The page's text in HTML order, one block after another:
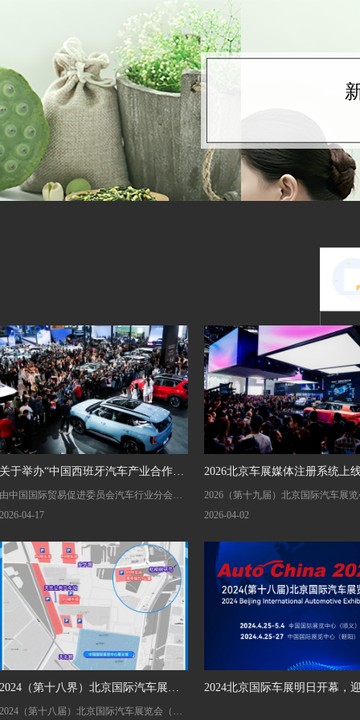
关于举办“中国西班牙汽车产业合作论
坛”的通知
由中国国际贸易促进委员会汽车行业分会与
ICEX西班牙对外贸易发展和投资局共同主办
2026年4月26日在北京国际车展期间隆重举
行。
2026-04-17
2026北京车展媒体注册系统上
2026（第十九届）北京国际汽车展
2026年4月24日-5月3日在中国国际展
期）举办，4月24日、25日是新闻媒
京车展主办方诚挚欢迎您莅临采访
展会。
2026-04-02
2024（第十八界）北京国际汽车展览
会出行攻略
2024（第十八届）北京国际汽车展览会（简
2024北京国际车展明日开幕，